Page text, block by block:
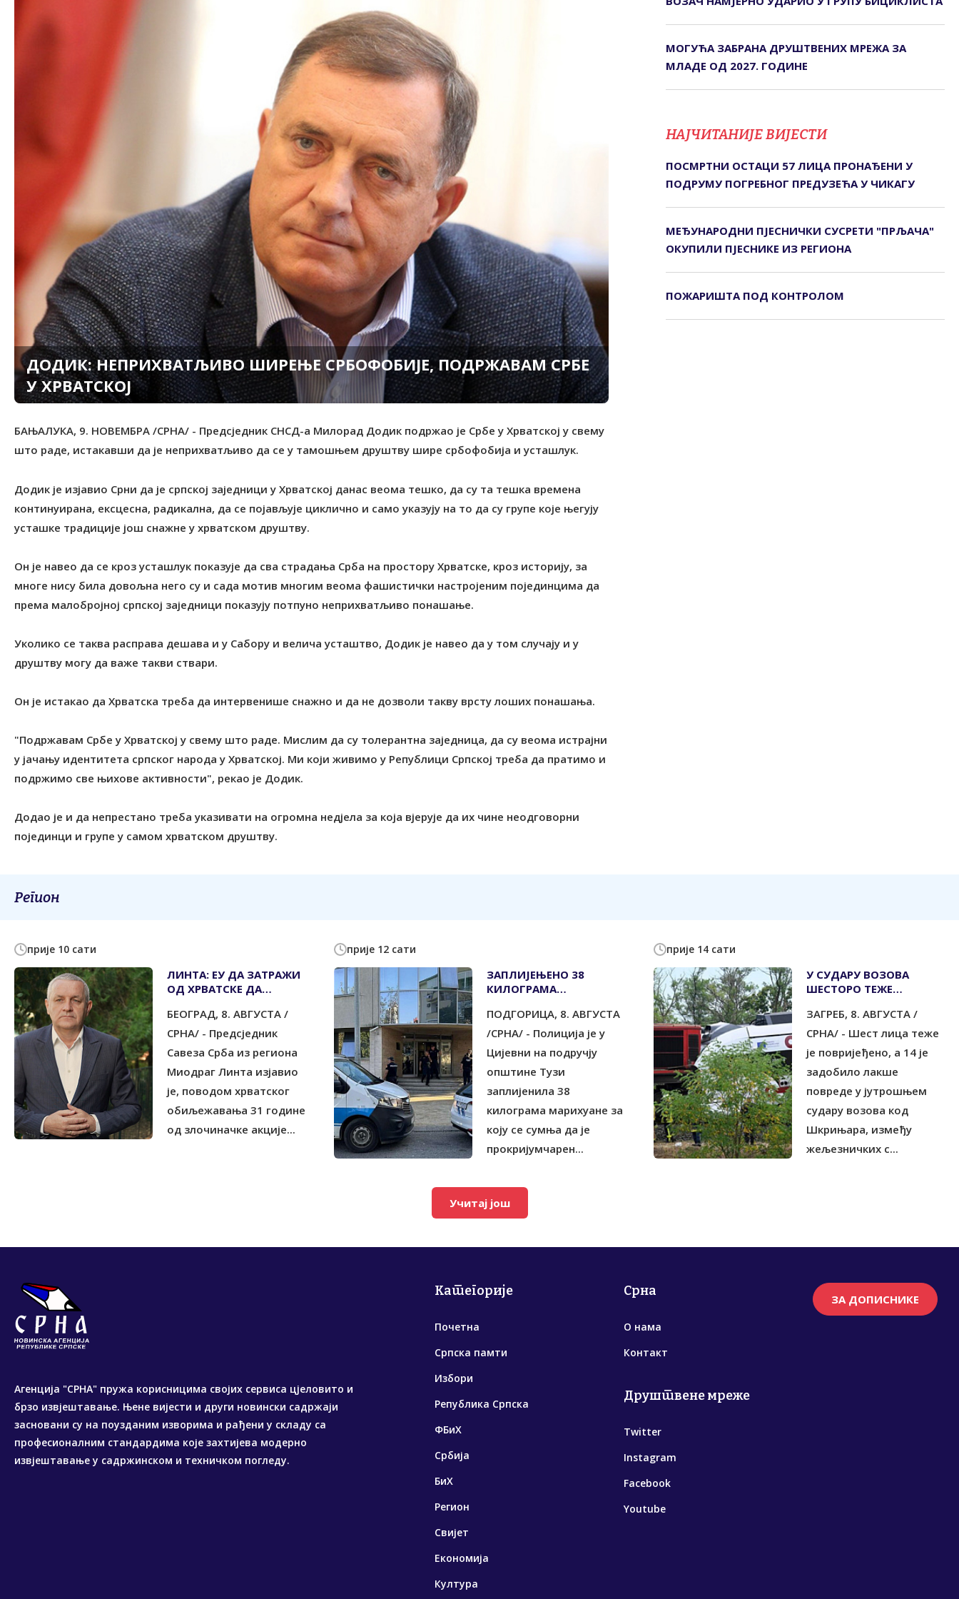
ДОДИК: НЕПРИХВАТЉИВО ШИРЕЊЕ СРБОФОБИЈЕ, ПОДРЖАВАМ СРБЕ
У ХРВАТСКОЈ
БАЊАЛУКА, 9. НОВЕМБРА /СРНА/ - Предсједник СНСД-а Милорад Додик подржао је Србе у Хрватској у свему
што раде, истакавши да је неприхватљиво да се у тамошњем друштву шире србофобија и усташлук.
Додик је изјавио Срни да је српској заједници у Хрватској данас веома тешко, да су та тешка времена
континуирана, ексцесна, радикална, да се појављује циклично и само указују на то да су групе које његују
усташке традиције још снажне у хрватском друштву.
Он је навео да се кроз усташлук показује да сва страдања Срба на простору Хрватске, кроз историју, за
многе нису била довољна него су и сада мотив многим веома фашистички настројеним појединцима да
према малобројној српској заједници показују потпуно неприхватљиво понашање.
Уколико се таква расправа дешава и у Сабору и велича усташтво, Додик је навео да у том случају и у
друштву могу да важе такви ствари.
Он је истакао да Хрватска треба да интервенише снажно и да не дозволи такву врсту лоших понашања.
"Подржавам Србе у Хрватској у свему што раде. Мислим да су толерантна заједница, да су веома истрајни
у јачању идентитета српског народа у Хрватској. Ми који живимо у Републици Српској треба да пратимо и
подржимо све њихове активности", рекао је Додик.
Додао је и да непрестано треба указивати на огромна недјела за која вјерује да их чине неодговорни
појединци и групе у самом хрватском друштву.
МОГУЋА ЗАБРАНА ДРУШТВЕНИХ МРЕЖА ЗА
МЛАДЕ ОД 2027. ГОДИНЕ
НАЈЧИТАНИЈЕ ВИЈЕСТИ
ПОСМРТНИ ОСТАЦИ 57 ЛИЦА ПРОНАЂЕНИ У
ПОДРУМУ ПОГРЕБНОГ ПРЕДУЗЕЋА У ЧИКАГУ
МЕЂУНАРОДНИ ПЈЕСНИЧКИ СУСРЕТИ "ПРЉАЧА"
ОКУПИЛИ ПЈЕСНИКЕ ИЗ РЕГИОНА
ПОЖАРИШТА ПОД КОНTРОЛОМ
Регион
прије 10 сати
ЛИНТА: ЕУ ДА ЗАТРАЖИ
ОД ХРВАТСКЕ ДА
КРШЕЊЕ ПРАВА СРБА
БЕОГРАД, 8. АВГУСТА /
СРНА/ - Предсједник
Савеза Срба из региона
Миодраг Линта изјавио
је, поводом хрватског
обиљежавања 31 године
од злочиначке акције...
прије 12 сати
ЗАПЛИЈЕЊЕНО 38
КИЛОГРАМА
МУШКАРАЦ ИЗ ТУЗИ
ПОДГОРИЦА, 8. АВГУСТА
/СРНА/ - Полиција је у
Цијевни на подручју
општине Tузи
заплијенила 38
килограма марихуане за
коју се сумња да је
прокријумчарен...
прије 14 сати
У СУДАРУ ВОЗОВА
ШЕСТОРО ТЕЖЕ
ЗАГРЕБ, 8. АВГУСТА /
СРНА/ - Шест лица теже
је повријеђено, а 14 је
задобило лакше
повреде у јутрошњем
судару возова код
Шкрињара, између
жељезничких с...
Учитај још
Агенција "СРНА" пружа корисницима својих сервиса цјеловито и
брзо извјештавање. Њене вијести и други новински садржаји
засновани су на поузданим изворима и рађени у складу са
професионалним стандардима које захтијева модерно
извјештавање у садржинском и техничком погледу.
Категорије
Почетна
Српска памти
Избори
Република Српска
ФБиХ
Србија
БиХ
Регион
Свијет
Економија
Култура
Срна
О нама
Контакт
Друштвене мреже
Twitter
Instagram
Facebook
Youtube
ЗА ДОПИСНИКЕ